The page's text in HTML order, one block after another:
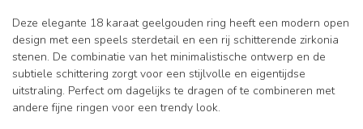
Deze elegante 18 karaat geelgouden ring heeft een modern open
design met een speels sterdetail en een rij schitterende zirkonia
stenen. De combinatie van het minimalistische ontwerp en de
subtiele schittering zorgt voor een stijlvolle en eigentijdse
uitstraling. Perfect om dagelijks te dragen of te combineren met
andere fijne ringen voor een trendy look.